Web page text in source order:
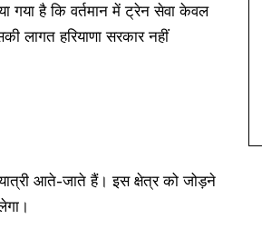
गया है कि वर्तमान में ट्रेन सेवा केवल
लागत हरियाणा सरकार नहीं
आते-जाते हैं। इस क्षेत्र को जोड़ने